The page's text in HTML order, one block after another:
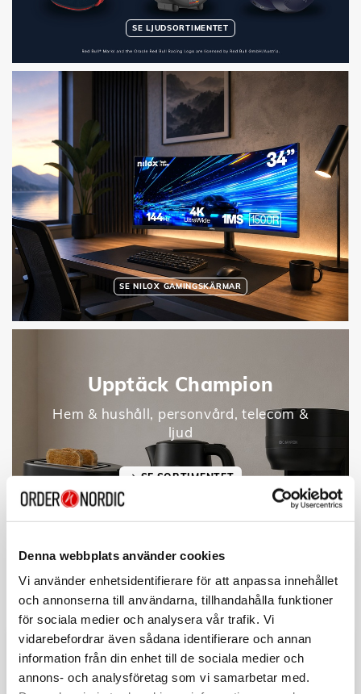
Denna webbplats använder cookies
Vi använder enhetsidentifierare för att anpassa innehållet
och annonserna till användarna, tillhandahålla funktioner
för sociala medier och analysera vår trafik. Vi
vidarebefordrar även sådana identifierare och annan
information från din enhet till de sociala medier och
annons- och analysföretag som vi samarbetar med.
SE LJUDSORTIMENTET
SE NILOX GAMINGSKÄRMAR
Upptäck Champion
Hem & hushåll, personvård, telecom &
ljud
SE SORTIMENTET